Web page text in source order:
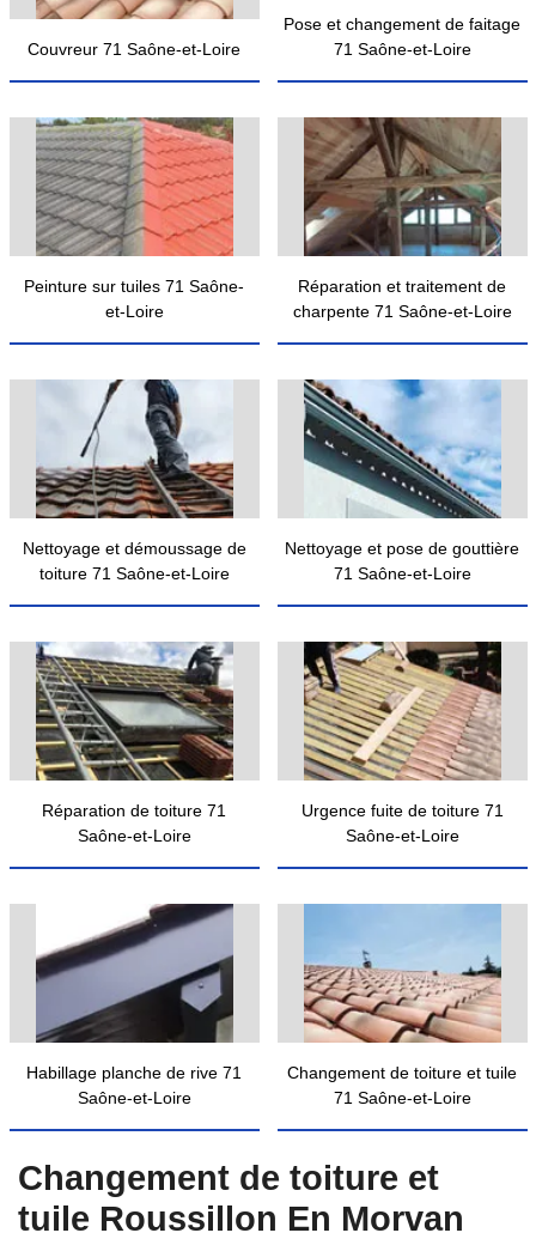
Couvreur 71 Saône-et-Loire
Pose et changement de faitage
71 Saône-et-Loire
Peinture sur tuiles 71 Saône-
et-Loire
Réparation et traitement de
charpente 71 Saône-et-Loire
Nettoyage et démoussage de
toiture 71 Saône-et-Loire
Nettoyage et pose de gouttière
71 Saône-et-Loire
Réparation de toiture 71
Saône-et-Loire
Urgence fuite de toiture 71
Saône-et-Loire
Habillage planche de rive 71
Saône-et-Loire
Changement de toiture et tuile
71 Saône-et-Loire
Changement de toiture et
tuile Roussillon En Morvan